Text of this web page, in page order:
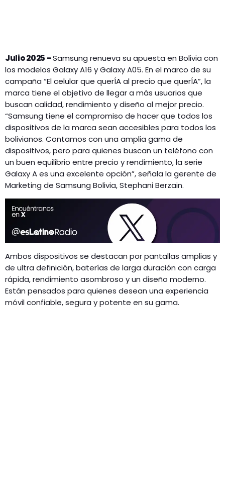
Julio 2025 –Samsung renueva su apuesta en Bolivia con
los modelos Galaxy A16 y Galaxy A05. En el marco de su
campaña “El celular que querÍA al precio que querÍA”, la
marca tiene el objetivo de llegar a más usuarios que
buscan calidad, rendimiento y diseño al mejor precio.
“Samsung tiene el compromiso de hacer que todos los
dispositivos de la marca sean accesibles para todos los
bolivianos. Contamos con una amplia gama de
dispositivos, pero para quienes buscan un teléfono con
un buen equilibrio entre precio y rendimiento, la serie
Galaxy A es una excelente opción”, señala la gerente de
Marketing de Samsung Bolivia, Stephani Berzain.
Ambos dispositivos se destacan por pantallas amplias y
de ultra definición, baterías de larga duración con carga
rápida, rendimiento asombroso y un diseño moderno.
Están pensados para quienes desean una experiencia
móvil confiable, segura y potente en su gama.